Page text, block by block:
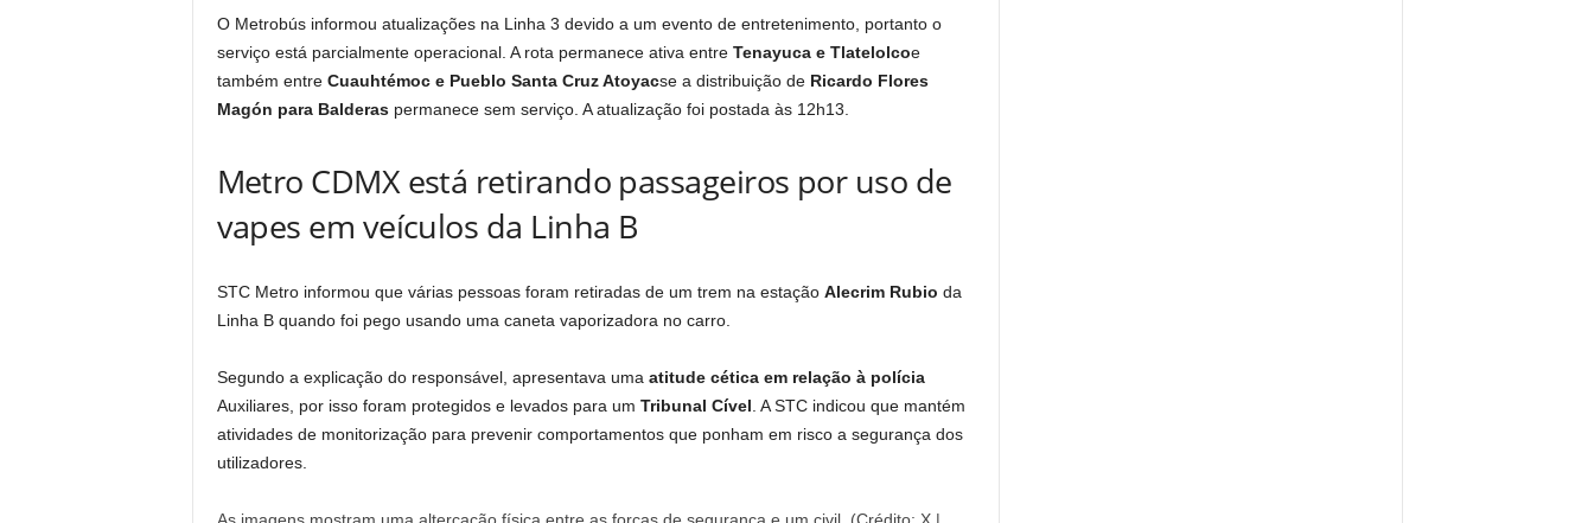
O Metrobús informou atualizações na Linha 3 devido a um evento de entretenimento, portanto o
serviço está parcialmente operacional. A rota permanece ativa entre Tenayuca e Tlatelolcoe
também entre Cuauhtémoc e Pueblo Santa Cruz Atoyacse a distribuição de Ricardo Flores
Magón para Balderaspermanece sem serviço. A atualização foi postada às 12h13.
Metro CDMX está retirando passageiros por uso de
vapes em veículos da Linha B
STC Metro informou que várias pessoas foram retiradas de um trem na estação Alecrim Rubio da
Linha B quando foi pego usando uma caneta vaporizadora no carro.
Segundo a explicação do responsável, apresentava uma atitude cética em relação à polícia
Auxiliares, por isso foram protegidos e levados para um Tribunal Cível . A STC indicou que mantém
atividades de monitorização para prevenir comportamentos que ponham em risco a segurança dos
utilizadores.